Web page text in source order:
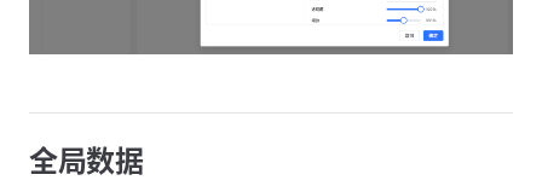
全局数据